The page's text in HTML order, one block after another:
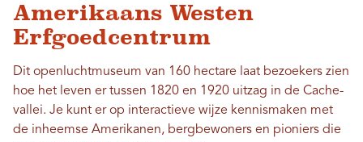
Amerikaans Westen
Erfgoedcentrum
Dit openluchtmuseum van 160 hectare laat bezoekers zien
hoe het leven er tussen 1820 en 1920 uitzag in de Cache-
vallei. Je kunt er op interactieve wijze kennismaken met
de inheemse Amerikanen, bergbewoners en pioniers die